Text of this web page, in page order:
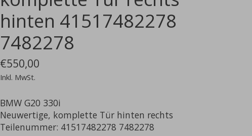
hinten 41517482278
7482278
€550,00
Inkl. MwSt.
BMW G20 330i
Neuwertige, komplette Tür hinten rechts
Teilenummer: 41517482278 7482278